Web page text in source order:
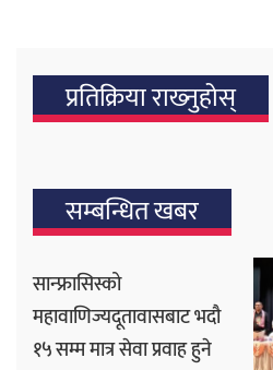
प्रतिक्रिया राख्‍नुहोस्
सम्बन्धित खबर
सान्फ्रासिस्को
महावाणिज्यदूतावासबाट भदौ
१५ सम्म मात्र सेवा प्रवाह हुने